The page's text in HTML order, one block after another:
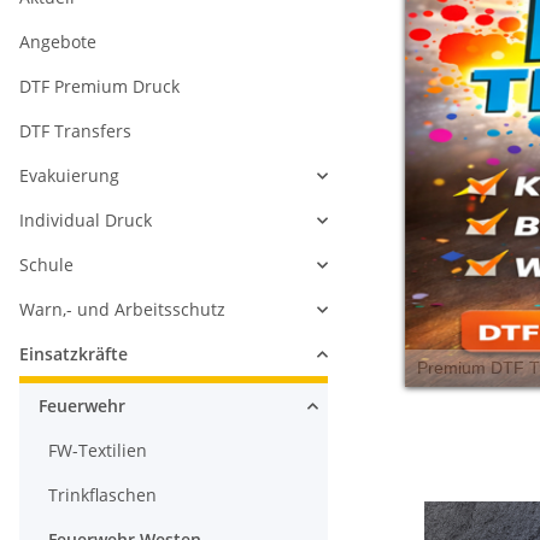
Angebote
DTF Premium Druck
DTF Transfers
Evakuierung
Individual Druck
Schule
Warn,- und Arbeitsschutz
Einsatzkräfte
Feuerwehr
FW-Textilien
Trinkflaschen